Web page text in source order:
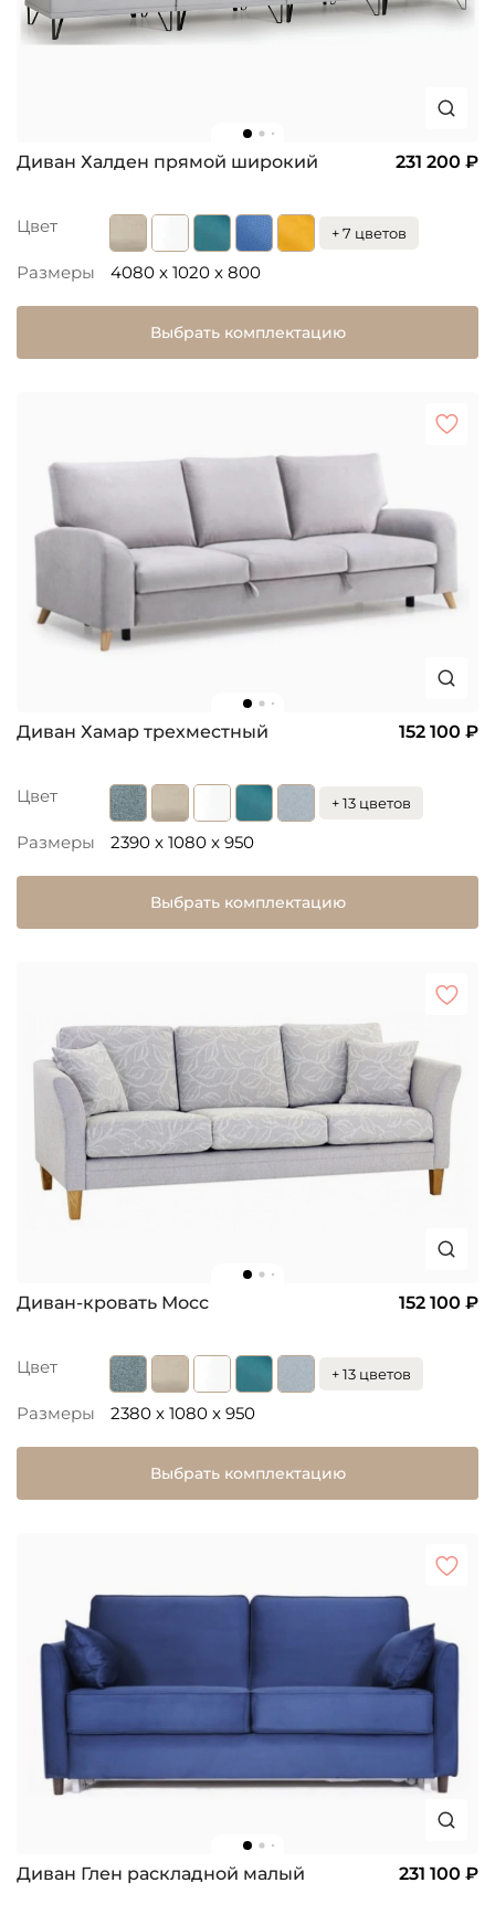
Диван Халден прямой широкий 231 200 ₽
Цвет + 7 цветов
Размеры 4080 x 1020 x 800
Выбрать комплектацию
Диван Хамар трехместный 152 100 ₽
Цвет + 13 цветов
Размеры 2390 x 1080 x 950
Выбрать комплектацию
Диван-кровать Мосс 152 100 ₽
Цвет + 13 цветов
Размеры 2380 x 1080 x 950
Выбрать комплектацию
Диван Глен раскладной малый 231 100 ₽